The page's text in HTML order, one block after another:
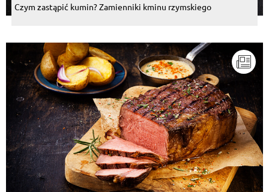
Czym zastąpić kumin? Zamienniki kminu rzymskiego